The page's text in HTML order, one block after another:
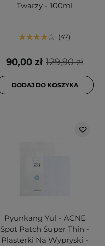
Twarzy - 100ml
47
129,90 zł
90,00 zł
DODAJ DO KOSZYKA
Pyunkang Yul - ACNE
Spot Patch Super Thin -
Plasterki Na Wypryski -